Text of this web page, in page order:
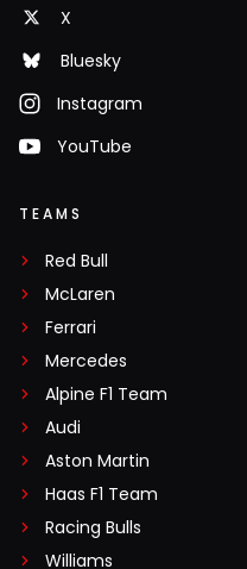
X
Bluesky
Instagram
YouTube
TEAMS
Red Bull
McLaren
Ferrari
Mercedes
Alpine F1 Team
Audi
Aston Martin
Haas F1 Team
Racing Bulls
Williams